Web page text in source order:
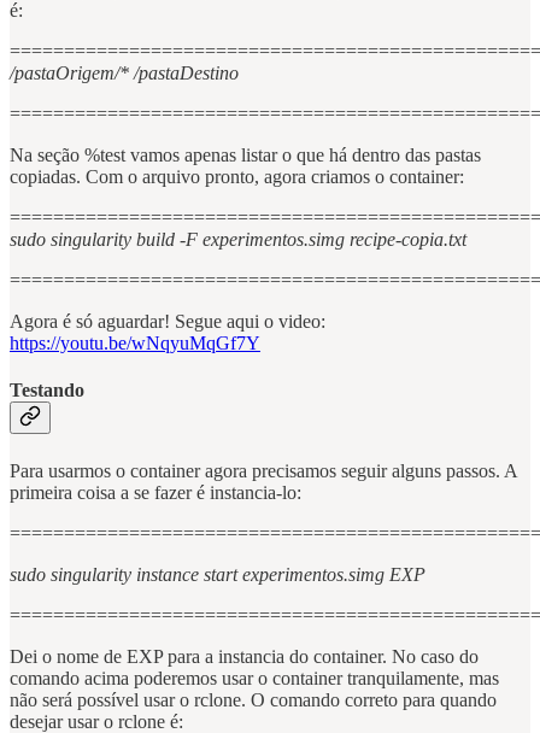
é:
/pastaOrigem/* /pastaDestino
Na seção %test vamos apenas listar o que há dentro das pastas
copiadas. Com o arquivo pronto, agora criamos o container:
sudo singularity build -F experimentos.simg recipe-copia.txt
Agora é só aguardar! Segue aqui o video:
https://youtu.be/wNqyuMqGf7Y
Testando
Para usarmos o container agora precisamos seguir alguns passos. A
primeira coisa a se fazer é instancia-lo:
sudo singularity instance start experimentos.simg EXP
Dei o nome de EXP para a instancia do container. No caso do
comando acima poderemos usar o container tranquilamente, mas
não será possível usar o rclone. O comando correto para quando
desejar usar o rclone é: